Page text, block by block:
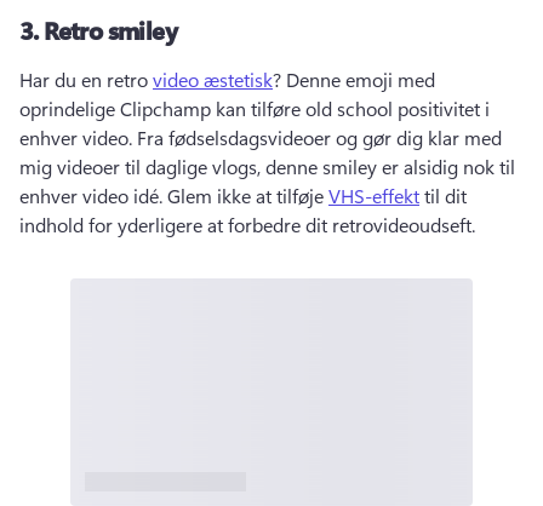
3.Retro smiley
Har du en retro video æstetisk? Denne emoji med
oprindelige Clipchamp kan tilføre old school positivitet i
enhver video. Fra fødselsdagsvideoer og gør dig klar med
mig videoer til daglige vlogs, denne smiley er alsidig nok til
enhver video idé. Glem ikke at tilføje VHS-effekt til dit
indhold for yderligere at forbedre dit retrovideoudseft.